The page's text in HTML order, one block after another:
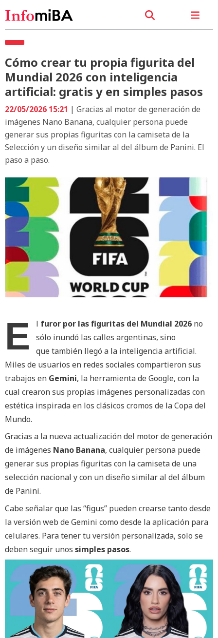
Cómo crear tu propia figurita del
Mundial 2026 con inteligencia
artificial: gratis y en simples pasos
22/05/2026 15:21 | Gracias al motor de generación de
imágenes Nano Banana, cualquier persona puede
generar sus propias figuritas con la camiseta de la
Selección y un diseño similar al del álbum de Panini. El
paso a paso.
E l furor por las figuritas del Mundial 2026 no
sólo inundó las calles argentinas, sino
que también llegó a la inteligencia artificial.
Miles de usuarios en redes sociales compartieron sus
trabajos en Gemini, la herramienta de Google, con la
cual crearon sus propias imágenes personalizadas con
estética inspirada en los clásicos cromos de la Copa del
Mundo.
Gracias a la nueva actualización del motor de generación
de imágenes Nano Banana, cualquier persona puede
generar sus propias figuritas con la camiseta de una
selección nacional y con un diseño similar al del álbum
de Panini.
Cabe señalar que las “figus” pueden crearse tanto desde
la versión web de Gemini como desde la aplicación para
celulares. Para tener tu versión personalizada, solo se
deben seguir unos simples pasos.